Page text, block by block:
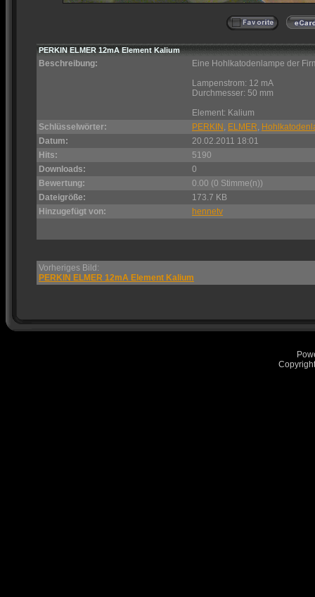
PERKIN ELMER 12mA Element Kalium
Beschreibung:
Eine Hohlkatodenlampe der
Lampenstrom: 12 mA
Durchmesser: 50 mm
Element: Kalium
Schlüsselwörter:
PERKIN , ELMER,
Datum:
20.02.2011 18:01
Hits:
5190
Downloads:
0
Bewertung:
0.00 (0 Stimme(n))
Dateigröße:
173.7 KB
Hinzugefügt von:
hennetv
Vorheriges Bild:
PERKIN ELMER 12mA Element Kalium